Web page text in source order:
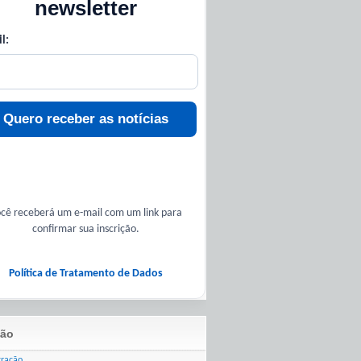
newsletter
Quero receber as notícias
receberá um e-mail com um link para
confirmar sua inscrição.
Política de Tratamento de Dados